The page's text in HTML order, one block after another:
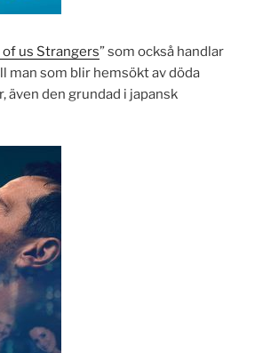
us Strangers” som också handlar
man som blir hemsökt av döda
även den grundad i japansk